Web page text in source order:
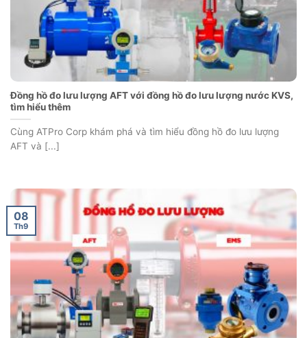
Đồng hồ đo lưu lượng AFT với đồng hồ đo lưu lượng nước KVS,
tìm hiểu thêm
Cùng ATPro Corp khám phá và tìm hiểu đồng hồ đo lưu lượng
AFT và [...]
08
Th9